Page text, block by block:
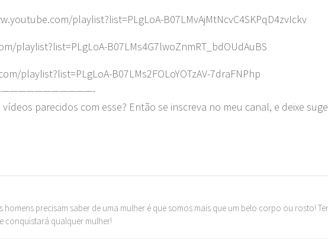
playlist?list=PLgLoA-B07LMvAjMtNcvC4SKPqD4zvIckv
playlist?list=PLgLoA-B07LMs4G7lwoZnmRT_bdOUdAuBS
playlist?list=PLgLoA-B07LMs2FOLoYOTzAV-7draFNPhp
parecidos com esse? Então se inscreva no meu canal, e deixe
homens precisam saber de uma mulher é que somos mais que um belo corpo ou rosto!
conquistará qualquer mulher!